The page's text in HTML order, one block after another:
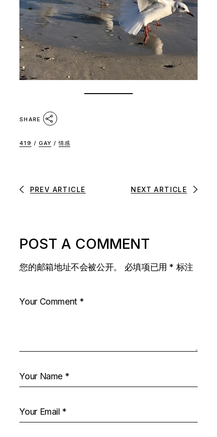
SHARE
419 / GAY / 情感
PREV ARTICLE NEXT ARTICLE
POST A COMMENT
您的邮箱地址不会被公开。 必填项已用 * 标注